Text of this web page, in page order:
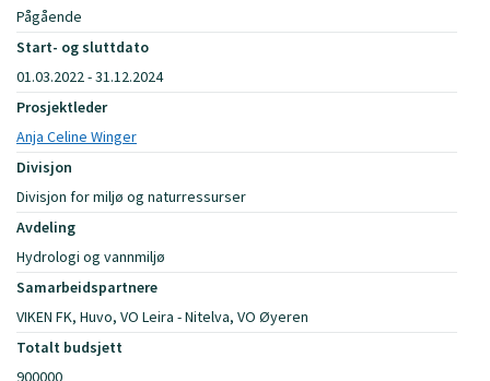
Pågående
Start- og sluttdato
01.03.2022 - 31.12.2024
Prosjektleder
Anja Celine Winger
Divisjon
Divisjon for miljø og naturressurser
Avdeling
Hydrologi og vannmiljø
Samarbeidspartnere
VIKEN FK, Huvo, VO Leira - Nitelva, VO Øyeren
Totalt budsjett
900000